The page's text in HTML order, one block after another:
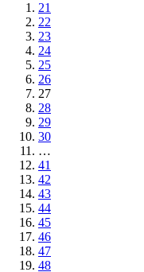
21
22
23
24
25
26
27
28
29
30
…
41
42
43
44
45
46
47
48